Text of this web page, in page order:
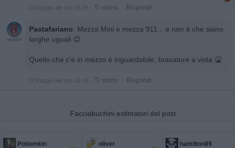
13 Maggio alle ore 22:39 Ti stimo Rispondi
Pastafariano: Mezza Mini e mezza 911... e non è che siano
larghe uguali 😊
Quello che c'è in mezzo è inguardabile, brasature a vista 🤮
13 Maggio alle ore 22:43 Ti stimo Rispondi
Facciabuchini estimatori del post
Potiomkin oliver hamilton89